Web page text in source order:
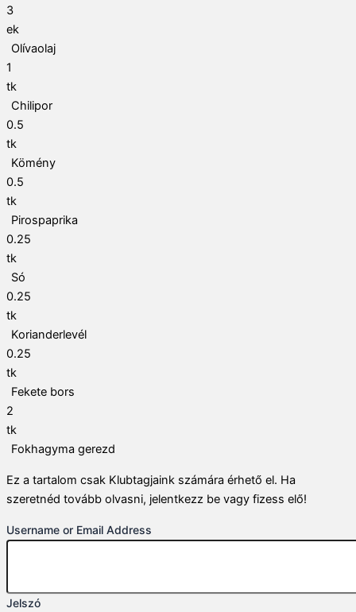
3
ek
Olívaolaj
1
tk
Chilipor
0.5
tk
Kömény
0.5
tk
Pirospaprika
0.25
tk
Só
0.25
tk
Korianderlevél
0.25
tk
Fekete bors
2
tk
Fokhagyma gerezd
Ez a tartalom csak Klubtagjaink számára érhető el. Ha
szeretnéd tovább olvasni, jelentkezz be vagy fizess elő!
Username or Email Address
Jelszó